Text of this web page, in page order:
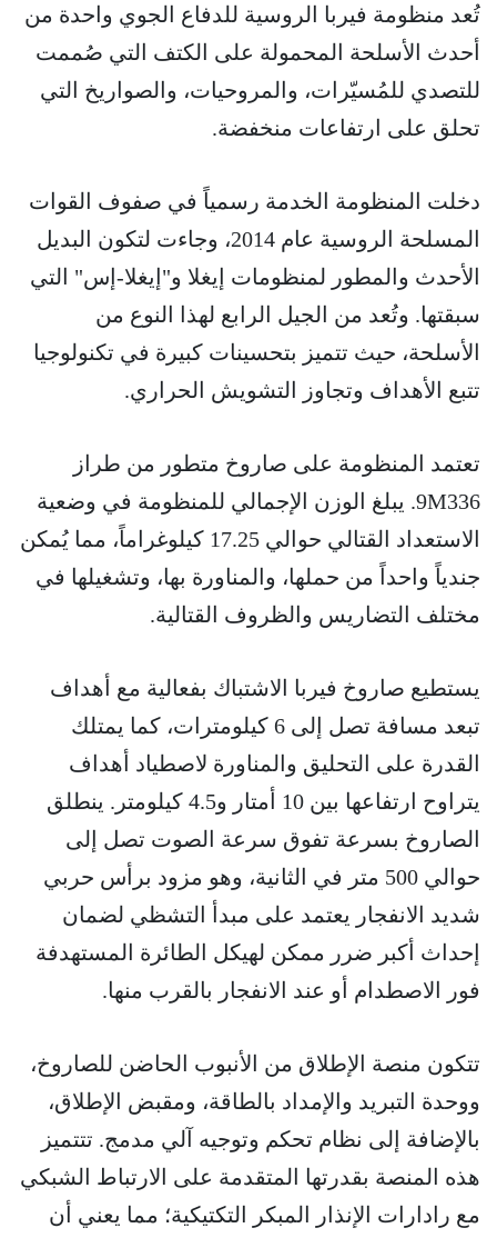
تُعد منظومة فيربا الروسية للدفاع الجوي واحدة من
أحدث الأسلحة المحمولة على الكتف التي صُممت
للتصدي للمُسيّرات، والمروحيات، والصواريخ التي
تحلق على ارتفاعات منخفضة.
دخلت المنظومة الخدمة رسمياً في صفوف القوات
المسلحة الروسية عام 2014، وجاءت لتكون البديل
الأحدث والمطور لمنظومات إيغلا و"إيغلا-إس" التي
سبقتها. وتُعد من الجيل الرابع لهذا النوع من
الأسلحة، حيث تتميز بتحسينات كبيرة في تكنولوجيا
تتبع الأهداف وتجاوز التشويش الحراري.
تعتمد المنظومة على صاروخ متطور من طراز
9M336. يبلغ الوزن الإجمالي للمنظومة في وضعية
الاستعداد القتالي حوالي 17.25 كيلوغراماً، مما يُمكن
جندياً واحداً من حملها، والمناورة بها، وتشغيلها في
مختلف التضاريس والظروف القتالية.
يستطيع صاروخ فيربا الاشتباك بفعالية مع أهداف
تبعد مسافة تصل إلى 6 كيلومترات، كما يمتلك
القدرة على التحليق والمناورة لاصطياد أهداف
يتراوح ارتفاعها بين 10 أمتار و4.5 كيلومتر. ينطلق
الصاروخ بسرعة تفوق سرعة الصوت تصل إلى
حوالي 500 متر في الثانية، وهو مزود برأس حربي
شديد الانفجار يعتمد على مبدأ التشظي لضمان
إحداث أكبر ضرر ممكن لهيكل الطائرة المستهدفة
فور الاصطدام أو عند الانفجار بالقرب منها.
تتكون منصة الإطلاق من الأنبوب الحاضن للصاروخ،
ووحدة التبريد والإمداد بالطاقة، ومقبض الإطلاق،
بالإضافة إلى نظام تحكم وتوجيه آلي مدمج. تتتميز
هذه المنصة بقدرتها المتقدمة على الارتباط الشبكي
مع رادارات الإنذار المبكر التكتيكية؛ مما يعني أن